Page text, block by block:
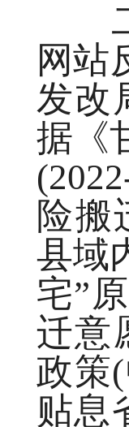
二
网站
发改
据《
险搬
县域
宅”
迁意
政策
贴息